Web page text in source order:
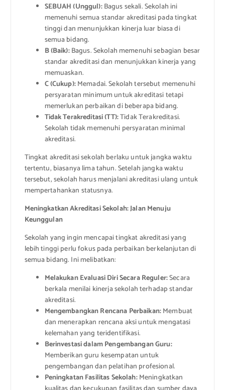
SEBUAH (Unggul):Bagus sekali. Sekolah ini
memenuhi semua standar akreditasi pada tingkat
tinggi dan menunjukkan kinerja luar biasa di
semua bidang.
B (Baik):Bagus. Sekolah memenuhi sebagian besar
standar akreditasi dan menunjukkan kinerja yang
memuaskan.
C (Cukup):Memadai. Sekolah tersebut memenuhi
persyaratan minimum untuk akreditasi tetapi
memerlukan perbaikan di beberapa bidang.
Tidak Terakreditasi (TT):Tidak Terakreditasi.
Sekolah tidak memenuhi persyaratan minimal
akreditasi.
Tingkat akreditasi sekolah berlaku untuk jangka waktu
tertentu, biasanya lima tahun. Setelah jangka waktu
tersebut, sekolah harus menjalani akreditasi ulang untuk
mempertahankan statusnya.
Meningkatkan Akreditasi Sekolah: Jalan Menuju
Keunggulan
Sekolah yang ingin mencapai tingkat akreditasi yang
lebih tinggi perlu fokus pada perbaikan berkelanjutan di
semua bidang. Ini melibatkan:
Melakukan Evaluasi Diri Secara Reguler:Secara
berkala menilai kinerja sekolah terhadap standar
akreditasi.
Mengembangkan Rencana Perbaikan:Membuat
dan menerapkan rencana aksi untuk mengatasi
kelemahan yang teridentifikasi.
Berinvestasi dalam Pengembangan Guru:
Memberikan guru kesempatan untuk
pengembangan dan pelatihan profesional.
Peningkatan Fasilitas Sekolah:Meningkatkan